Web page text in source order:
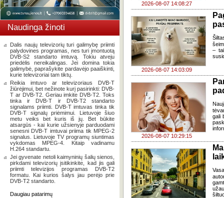
Naudinga žinoti
Dalis naujų televizorių turi galimybę priimti
palydovines programas, nes turi įmontuotą
DVB-S2 standarto imtuvą. Tokiu atveju
priedėlis nereikalingas. Jei domina tokia
galimybė, paprašykite pardavėjo paaiškinti,
kurie televizoriai tam tiktų.
Reikia imtuvo ar televizoriaus DVB-T
žiūrėjimui, bet nežinote kurį pasirinkti: DVB-
T ar DVB-T2. Geriau imkite DVB-T2. Toks
tinka ir DVB-T ir DVB-T2 standarto
signalams priimti. DVB-T imtuvas tinka tik
DVB-T signalų priėmimui. Lietuvoje šiuo
metu veiks bet kuris iš jų. Bet būkite
atsargūs - kai kurie užsienyje parduodami
senesni DVB-T imtuvai priima tik MPEG-2
signalus. Lietuvoje TV programų siuntimas
vykdomas MPEG-4. Kitaip vadinamu
H.264 standartu.
Jei gyvenate netoli kaimyninių šalių sienos,
pirkdami televizorių įsitikinkite, kad jis gali
priimti televizijos programas DVB-T2
formatu. Kai kurios šalys jau perėjo prie
DVB-T2 standarto.
Daugiau patarimų
2026-08-07 14:08:27
2026-08-07 14:03:09
–
2026-08-07 10:29:15
gali